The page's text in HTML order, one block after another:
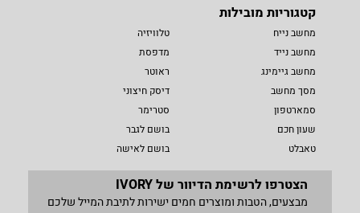
קטגוריות מובילות
מחשב נייח
מחשב נייד
מחשב גיימינג
מסך מחשב
סמארטפון
שעון חכם
טאבלט
טלוויזיה
מדפסת
ראוטר
דיסק חיצוני
סטרימר
בושם לגבר
בושם לאישה
הצטרפו לרשימת הדיוור של IVORY
מבצעים, הטבות ומוצרים חמים ישירות לתיבת המייל שלכם